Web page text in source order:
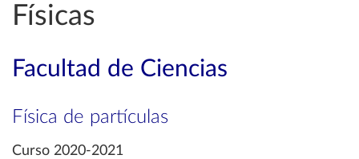
Físicas
Facultad de Ciencias
Física de partículas
Curso 2020-2021